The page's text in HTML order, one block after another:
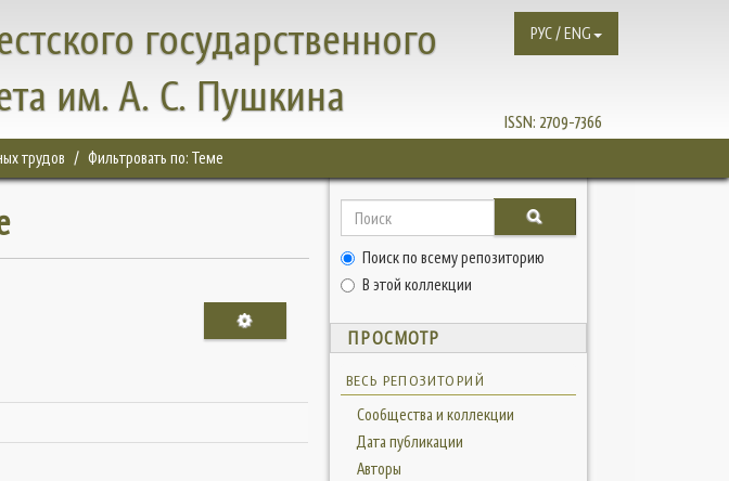
государственного
им. А. С. Пушкина
ISSN: 2709-7366
РУС / ENG
трудов Фильтровать по: Теме
Поиск по всему репозиторию
В этой коллекции
ПРОСМОТР
ВЕСЬ РЕПОЗИТОРИЙ
Сообщества и коллекции
Дата публикации
Авторы